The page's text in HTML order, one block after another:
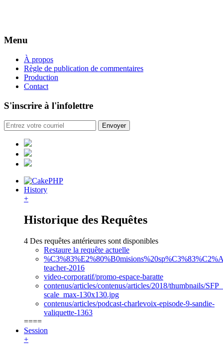
Menu
À propos
Règle de publication de commentaires
Production
Contact
S'inscrire à l'infolettre
History
+
Historique des Requêtes
4 Des requêtes antérieures sont disponibles
Restaure la requête actuelle
teacher-2016
video-corporatif/promo-espace-baratte
contenus/articles/contenus/articles/2018/thumbnails/
scale_max-130x130.jpg
contenus/articles/podcast-charlevoix-episode-9-sandie-
valiquette-1363
====
Session
+